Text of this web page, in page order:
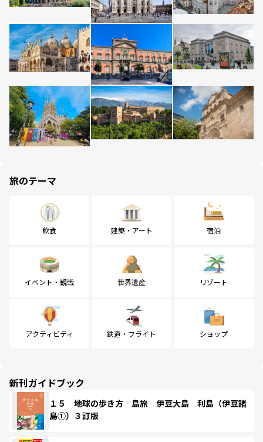
旅のテーマ
飲食 建築・アート 宿泊
イベント・観戦 世界遺産 リゾート
アクティビティ 鉄道・フライト ショップ
新刊ガイドブック
１５ 地球の歩き方 島旅 伊豆大島 利島（伊豆諸
島①）３訂版